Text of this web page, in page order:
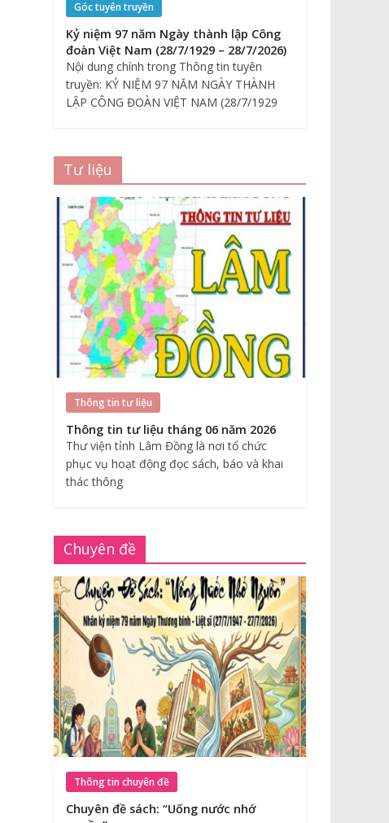
Góc tuyên truyền
Kỷ niệm 97 năm Ngày thành lập Công
đoàn Việt Nam (28/7/1929 – 28/7/2026)
Nội dung chính trong Thông tin tuyên
truyền: KỶ NIỆM 97 NĂM NGÀY THÀNH
LẬP CÔNG ĐOÀN VIỆT NAM (28/7/1929
Tư liệu
Thông tin tư liệu
Thông tin tư liệu tháng 06 năm 2026
Thư viện tỉnh Lâm Đồng là nơi tổ chức
phục vụ hoạt động đọc sách, báo và khai
thác thông
Chuyên đề
Thông tin chuyên đề
Chuyên đề sách: “Uống nước nhớ